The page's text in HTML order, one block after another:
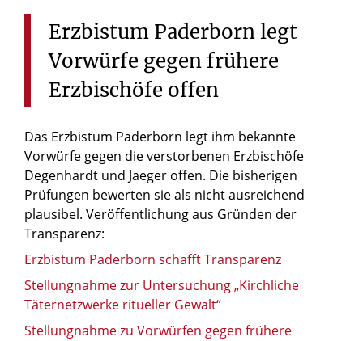
Erzbistum Paderbornlegt
Vorwürfe gegenfrühere
Erzbischöfe offen
Das Erzbistum Paderborn legt ihm bekannte
Vorwürfe gegen die verstorbenen Erzbischöfe
Degenhardt und Jaeger offen. Die bisherigen
Prüfungen bewerten sie als nicht ausreichend
plausibel. Veröffentlichung aus Gründen der
Transparenz:
Erzbistum Paderborn schafft Transparenz
Stellungnahme zur Untersuchung „Kirchliche
Täternetzwerke ritueller Gewalt“
Stellungnahme zu Vorwürfen gegen frühere